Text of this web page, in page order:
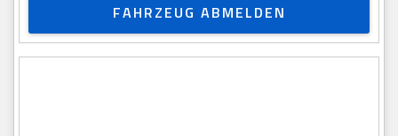
FAHRZEUG ABMELDEN